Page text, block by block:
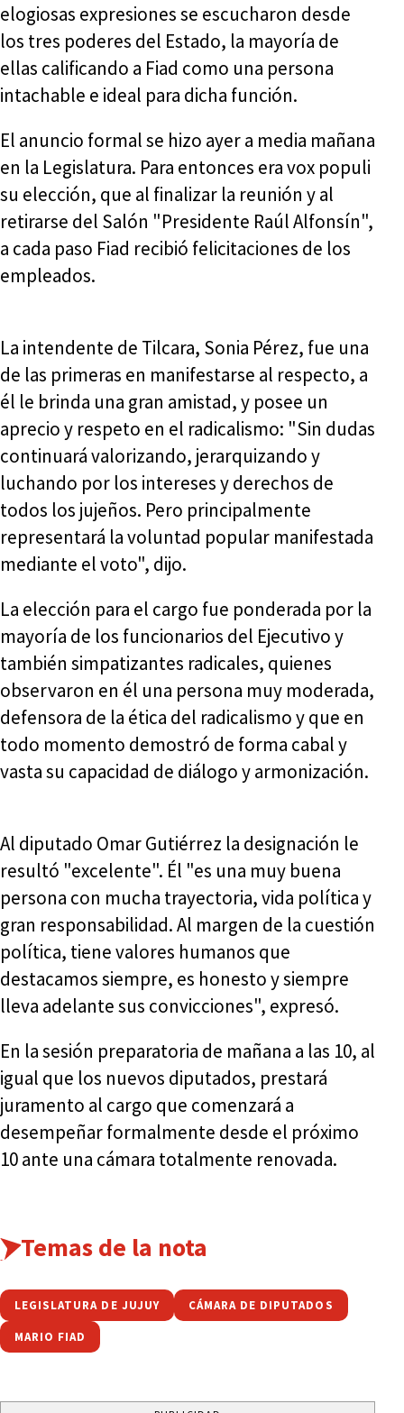
elogiosas expresiones se escucharon desde
los tres poderes del Estado, la mayoría de
ellas calificando a Fiad como una persona
intachable e ideal para dicha función.
El anuncio formal se hizo ayer a media mañana
en la Legislatura. Para entonces era vox populi
su elección, que al finalizar la reunión y al
retirarse del Salón "Presidente Raúl Alfonsín",
a cada paso Fiad recibió felicitaciones de los
empleados.
La intendente de Tilcara, Sonia Pérez, fue una
de las primeras en manifestarse al respecto, a
él le brinda una gran amistad, y posee un
aprecio y respeto en el radicalismo: "Sin dudas
continuará valorizando, jerarquizando y
luchando por los intereses y derechos de
todos los jujeños. Pero principalmente
representará la voluntad popular manifestada
mediante el voto", dijo.
La elección para el cargo fue ponderada por la
mayoría de los funcionarios del Ejecutivo y
también simpatizantes radicales, quienes
observaron en él una persona muy moderada,
defensora de la ética del radicalismo y que en
todo momento demostró de forma cabal y
vasta su capacidad de diálogo y armonización.
Al diputado Omar Gutiérrez la designación le
resultó "excelente". Él "es una muy buena
persona con mucha trayectoria, vida política y
gran responsabilidad. Al margen de la cuestión
política, tiene valores humanos que
destacamos siempre, es honesto y siempre
lleva adelante sus convicciones", expresó.
En la sesión preparatoria de mañana a las 10, al
igual que los nuevos diputados, prestará
juramento al cargo que comenzará a
desempeñar formalmente desde el próximo
10 ante una cámara totalmente renovada.
Temas de la nota
LEGISLATURA DE JUJUY CÁMARA DE DIPUTADOS
MARIO FIAD